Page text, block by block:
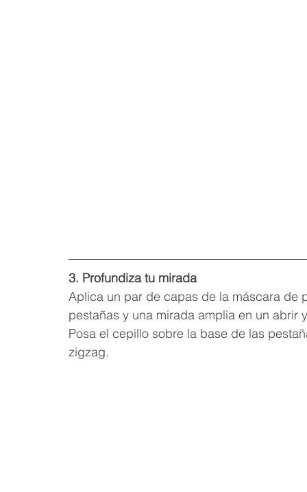
3. Profundiza tu mirada
Aplica un par de capas de la máscara
pestañas y una mirada amplia en un abrir
Posa el cepillo sobre la base de las
zigzag.